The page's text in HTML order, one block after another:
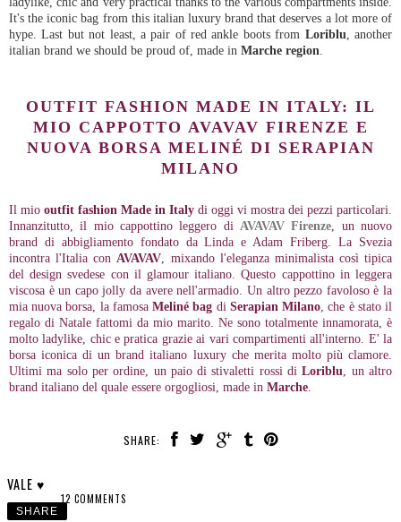
It's the iconic bag from this italian luxury brand that deserves a lot more of
hype. Last but not least, a pair of red ankle boots from Loriblu, another
italian brand we should be proud of, made in Marche region.
OUTFIT FASHION MADE IN ITALY: IL
MIO CAPPOTTO AVAVAV FIRENZE E
NUOVA BORSA MELINÉ DI SERAPIAN
MILANO
Il mio outfit fashion Made in Italy di oggi vi mostra dei pezzi particolari.
Innanzitutto, il mio cappottino leggero di AVAVAV Firenze, un nuovo
brand di abbigliamento fondato da Linda e Adam Friberg. La Svezia
incontra l'Italia conAVAVAV, mixando l'eleganza minimalista così tipica
del design svedese con il glamour italiano. Questo cappottino in leggera
viscosa è un capo jolly da avere nell'armadio. Un altro pezzo favoloso è la
mia nuova borsa, la famosaMeliné bag di Serapian Milano, che è stato il
regalo di Natale fattomi da mio marito. Ne sono totalmente innamorata, è
molto ladylike, chic e pratica grazie ai vari compartimenti all'interno. E' la
borsa iconica di un brand italiano luxury che merita molto più clamore.
Ultimi ma solo per ordine, un paio di stivaletti rossi diLoriblu, un altro
brand italiano del quale essere orgogliosi, made in Marche.
SHARE:
VALE ♥
12 COMMENTS
SHARE